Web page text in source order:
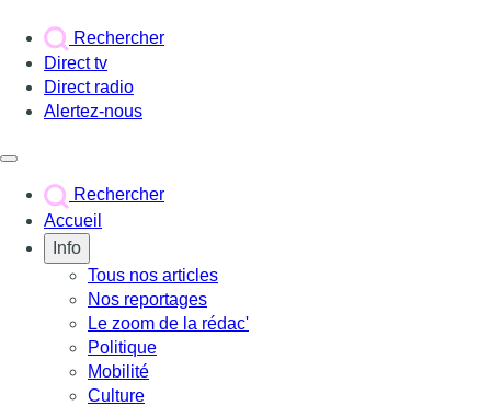
Rechercher
Direct tv
Direct radio
Alertez-nous
Rechercher
Accueil
Info
Tous nos articles
Nos reportages
Le zoom de la rédac'
Politique
Mobilité
Culture